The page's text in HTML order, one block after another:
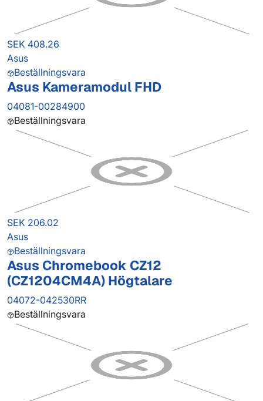
SEK 408.26
Asus
Beställningsvara
Asus Kameramodul FHD
04081-00284900
Beställningsvara
SEK 206.02
Asus
Beställningsvara
Asus Chromebook CZ12
(CZ1204CM4A) Högtalare
04072-042530RR
Beställningsvara